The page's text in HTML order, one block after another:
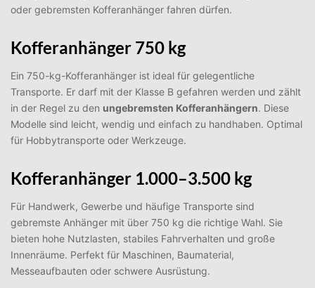
oder gebremsten Kofferanhänger fahren dürfen.
Kofferanhänger 750 kg
Ein 750-kg-Kofferanhänger ist ideal für gelegentliche
Transporte. Er darf mit der Klasse B gefahren werden und zählt
in der Regel zu den ungebremsten Kofferanhängern. Diese
Modelle sind leicht, wendig und einfach zu handhaben. Optimal
für Hobbytransporte oder Werkzeuge.
Kofferanhänger 1.000–3.500 kg
Für Handwerk, Gewerbe und häufige Transporte sind
gebremste Anhänger mit über 750 kg die richtige Wahl. Sie
bieten hohe Nutzlasten, stabiles Fahrverhalten und große
Innenräume. Perfekt für Maschinen, Baumaterial,
Messeaufbauten oder schwere Ausrüstung.